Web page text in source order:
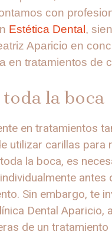
con
Estética Dental,
Aparicio en
en tratamientos de
la boca
en tratamientos
utilizar carillas para
la boca, es
antes
Sin embargo, te
Dental Aparicio,
de un tratamiento